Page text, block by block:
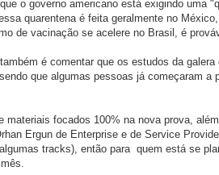
o governo americano está exigindo uma
quarentena é feita geralmente no
de vacinação se acelere no Brasil, é
é comentar que os estudos da
que algumas pessoas já começaram
materiais focados 100% na nova prova,
Ergun de Enterprise e de Service
tracks), então para quem está se